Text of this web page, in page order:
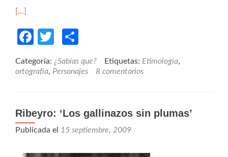
[…]
Facebook
Twitter
Categoría: ¿Sabías que? Etiquetas: Etimología,
ortografía, Personajes 8 comentarios
Ribeyro: ‘Los gallinazos sin plumas’
Publicada el 15 septiembre, 2009